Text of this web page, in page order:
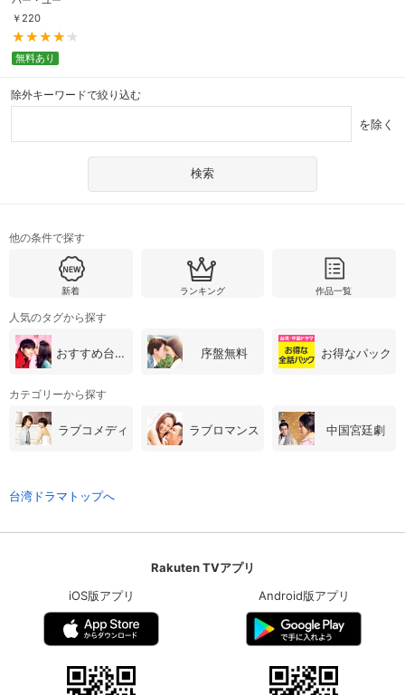
￥ 220
無料あり
除外キーワードで絞り込む
を除く
他の条件で探す
新着 ランキング 作品一覧
人気のタグから探す
おすすめ台湾・中国ドラマ 序盤無料 お得なパック
カテゴリーから探す
ラブコメディ ラブロマンス 中国宮廷劇
台湾ドラマトップへ
Rakuten TVアプリ
iOS版アプリ
Android版アプリ